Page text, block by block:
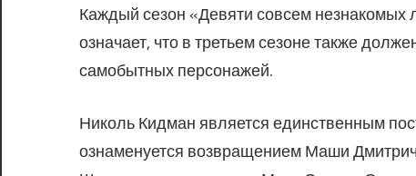
Каждый сезон «Девяти совсем
означает, что в третьем сезоне также
самобытных персонажей.
Николь Кидман является единственным
ознаменуется возвращением Маши